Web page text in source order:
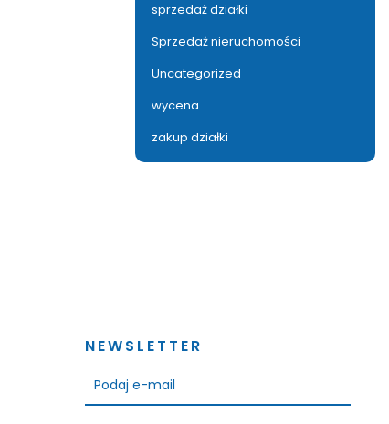
sprzedaż działki
Sprzedaż nieruchomości
Uncategorized
wycena
zakup działki
NEWSLETTER